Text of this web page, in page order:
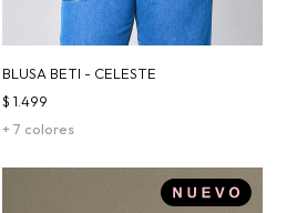
BLUSA BETI - CELESTE
+ 7 colores
$ 1.499